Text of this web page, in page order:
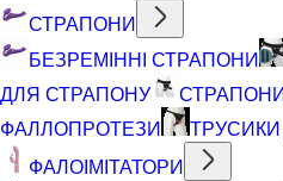
СТРАПОНИ
БЕЗРЕМІННІ СТРАПОНИ
ДЛЯ СТРАПОНУ
ФАЛЛОПРОТЕЗИ
ФАЛОІМІТАТОРИ